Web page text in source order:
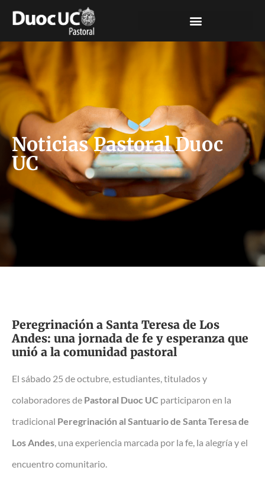
Noticias Pastoral Duoc
UC
Peregrinación a Santa Teresa de Los
Andes: una jornada de fe y esperanza que
unió a la comunidad pastoral
El sábado 25 de octubre, estudiantes, titulados y
colaboradores de Pastoral Duoc UC participaron en la
tradicional Peregrinación al Santuario de Santa Teresa de
Los Andes, una experiencia marcada por la fe, la alegría y el
encuentro comunitario.